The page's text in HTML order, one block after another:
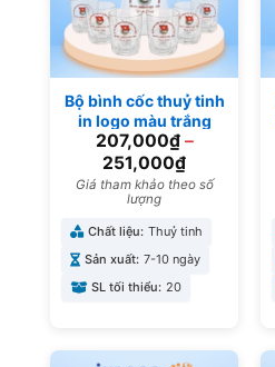
Bộ bình cốc thuỷ tinh
in logo màu trắng
trong suốt làm quà
tặng đại hội BBL-06
207,000₫–
251,000₫
Giá tham khảo theo số
lượng
Chất liệu: Thuỷ tinh
Sản xuất: 7-10 ngày
SL tối thiểu: 20